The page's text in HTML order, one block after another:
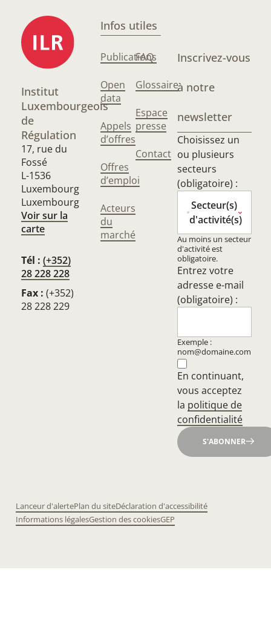
Institut
Luxembourgeois
de
Régulation
17, rue du
Fossé
L-1536
Luxembourg
Luxembourg
Voir sur la
carte
Tél : (+352)
28 228 228
Fax : (+352)
28 228 229
Infos utiles
Publications
Open
data
Appels
d’offres
Offres
d’emploi
Acteurs
du
marché
FAQ
Glossaire
Espace
presse
Contact
Inscrivez-vous
à notre
newsletter
Choisissez un
ou plusieurs
secteurs
(obligatoire) :
Secteur(s)
d'activité(s)
Au moins un secteur
d'activité est
obligatoire.
Entrez votre
adresse e-mail
(obligatoire) :
Exemple :
nom@domaine.com
En continuant,
vous acceptez
la politique de
confidentialité
S'ABONNER
Lanceur d'alertePlan du siteDéclaration d'accessibilité
Informations légalesGestion des cookiesGEP